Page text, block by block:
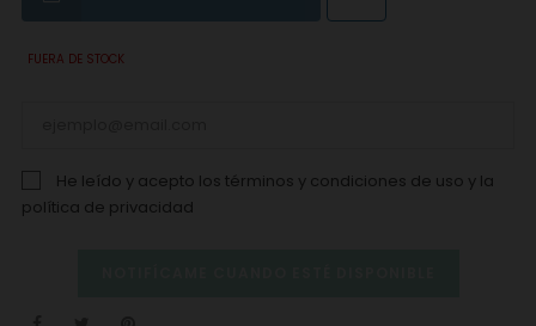
FUERA DE STOCK
He leído y acepto los términos y condiciones de uso y la
política de privacidad